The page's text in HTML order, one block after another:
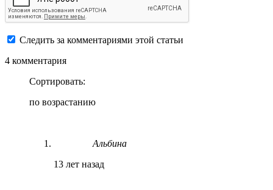
Следить за комментариями этой статьи
4 комментария
Сортировать:
по возрастанию
Альбина
13 лет назад